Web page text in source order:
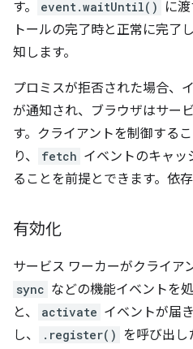
す。
event.waitUntil()
に
トールの完了時と正常に完了
知します。
プロミスが拒否された場合、
が通知され、ブラウザはサー
す。クライアントを制御する
り、
fetch イベントのキャッ
ることを前提とできます。依存
有効化
サービス ワーカーがクライア
sync などの機能イベントを
と、
activate イベントが届
し、
.register() を呼び出し